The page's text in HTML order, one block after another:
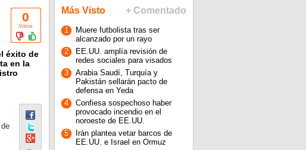
0
Votos
éxito de
en la
Más Visto + Comentado
1
Muere futbolista tras ser
alcanzado por un rayo
2
EE.UU. amplía revisión de
redes sociales para visados
3
Arabia Saudí, Turquía y
Pakistán sellarán pacto de
defensa en Yeda
4
Confiesa sospechoso haber
provocado incendio en el
noroeste de EE.UU.
5
Irán plantea vetar barcos de
EE.UU. e Israel en Ormuz